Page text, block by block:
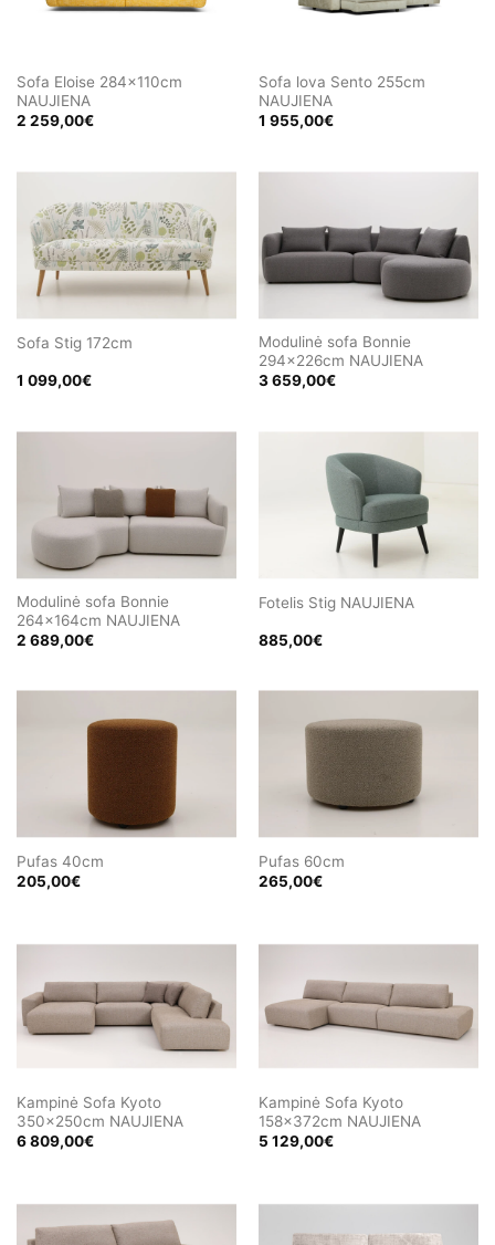
Sofa Eloise 284x110cm
NAUJIENA
2 259,00€
Sofa lova Sento 255cm
NAUJIENA
1 955,00€
Sofa Stig 172cm
1 099,00€
Modulinė sofa Bonnie
294x226cm NAUJIENA
3 659,00€
Modulinė sofa Bonnie
264x164cm NAUJIENA
2 689,00€
Fotelis Stig NAUJIENA
885,00€
Pufas 40cm
205,00€
Pufas 60cm
265,00€
Kampinė Sofa Kyoto
350x250cm NAUJIENA
6 809,00€
Kampinė Sofa Kyoto
158x372cm NAUJIENA
5 129,00€